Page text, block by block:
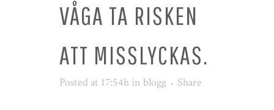
VÅGA TA RISKEN
ATT MISSLYCKAS.
Posted at 17:54h in blogg Share